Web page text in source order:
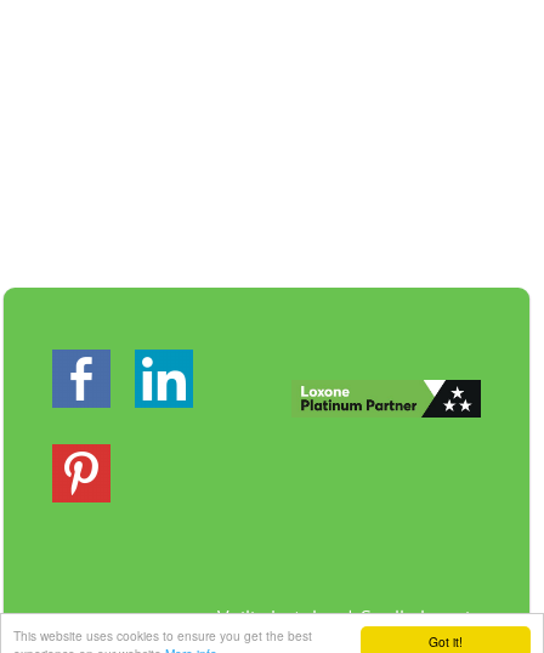
Got it!
This website uses cookies to ensure you get the best
Veilig betalen | Snelle levering